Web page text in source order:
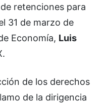
retenciones para
31 de marzo de
Economía, Luis
de los derechos
de la dirigencia